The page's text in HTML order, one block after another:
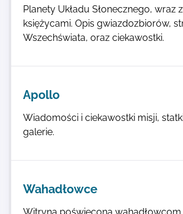
Planety Układu Słonecznego, wraz
księżycami. Opis gwiazdozbiorów,
Wszechświata, oraz ciekawostki.
Apollo
Wiadomości i ciekawostki misji,
galerie.
Wahadłowce